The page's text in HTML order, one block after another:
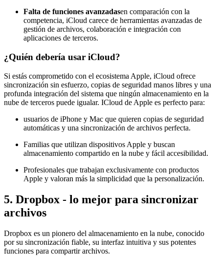
Falta de funciones avanzadasen comparación con la
competencia, iCloud carece de herramientas avanzadas de
gestión de archivos, colaboración e integración con
aplicaciones de terceros.
¿Quién debería usar iCloud?
Si estás comprometido con el ecosistema Apple, iCloud ofrece
sincronización sin esfuerzo, copias de seguridad manos libres y una
profunda integración del sistema que ningún almacenamiento en la
nube de terceros puede igualar. ICloud de Apple es perfecto para:
usuarios de iPhone y Mac que quieren copias de seguridad
automáticas y una sincronización de archivos perfecta.
Familias que utilizan dispositivos Apple y buscan
almacenamiento compartido en la nube y fácil accesibilidad.
Profesionales que trabajan exclusivamente con productos
Apple y valoran más la simplicidad que la personalización.
5. Dropbox - lo mejor para sincronizar
archivos
Dropbox es un pionero del almacenamiento en la nube, conocido
por su sincronización fiable, su interfaz intuitiva y sus potentes
funciones para compartir archivos.